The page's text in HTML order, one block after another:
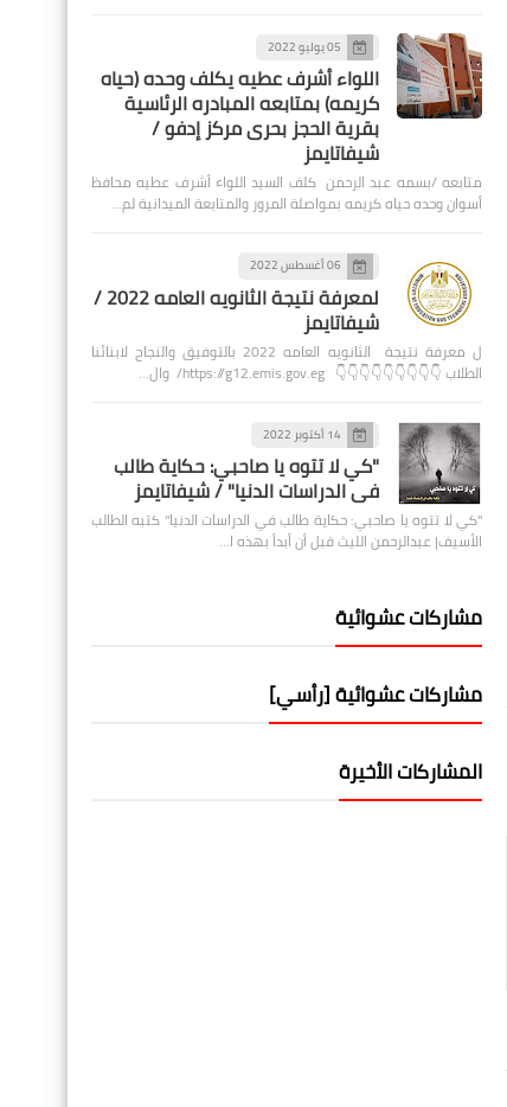
05 يوليو 2022
اللواء أشرف عطيه يكلف وحده (حياه
كريمه) بمتابعه المبادره الرئاسية
بقرية الحجز بحرى مركز إدفو /
شيفاتايمز
متابعه /بسمه عبد الرحمن كلف السيد اللواء أشرف عطيه محافظ
أسوان وحده حياه كريمه بمواصلة المرور والمتابعة الميدانية لم…
06 أغسطس 2022
لمعرفة نتيجة الثانويه العامه 2022 /
شيفاتايمز
ل معرفة نتيجة الثانويه العامه 2022 بالتوفيق والنجاح لابنائنا
الطلاب 👇👇👇👇👇👇👇👇👇 https://g12.emis.gov.eg/ وال…
14 أكتوبر 2022
"كي لا تتوه يا صاحبي: حكاية طالب
في الدراسات الدنيا" / شيفاتايمز
"كي لا تتوه يا صاحبي: حكاية طالب في الدراسات الدنيا" كتبه الطالب
الأسيف| عبدالرحمن الليث قبل أن أبدأ بهذه ا…
مشاركات عشوائية
مشاركات عشوائية [رأسي]
المشاركات الأخيرة